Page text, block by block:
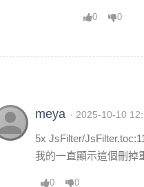
0 0
meya · 2025-10-10
5x JsFilter/
我的一直顯示這個刪掉
0 0